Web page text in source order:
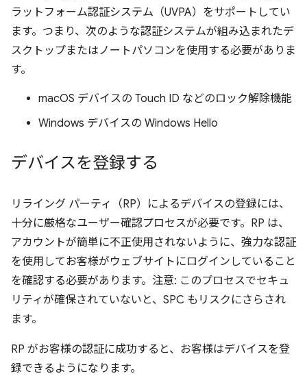
ラットフォーム認証システム（UVPA）をサポートしてい
ます。つまり、次のような認証システムが組み込まれたデ
スクトップまたはノートパソコンを使用する必要がありま
す。
macOS デバイスの Touch ID などのロック解除機能
Windows デバイスの Windows Hello
デバイスを登録する
リライング パーティ（RP）によるデバイスの登録には、
十分に厳格なユーザー確認プロセスが必要です。RP は、
アカウントが簡単に不正使用されないように、強力な認証
を使用してお客様がウェブサイトにログインしていること
を確認する必要があります。注意: このプロセスでセキュ
リティが確保されていないと、SPC もリスクにさらされ
ます。
RP がお客様の認証に成功すると、お客様はデバイスを登
録できるようになります。